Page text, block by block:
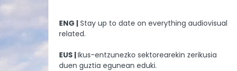
y aficionados del mundo entero.
el Jurado ha elegido las 20 premiadas, siendo
Suiza, Argentina, Polonia, Italia, EEUU, Eslovenia
ENG | Stay up to date on everything audiovisual
related.
EUS |Ikus-entzunezko sektorearekin zerikusia
duen guztia egunean eduki.